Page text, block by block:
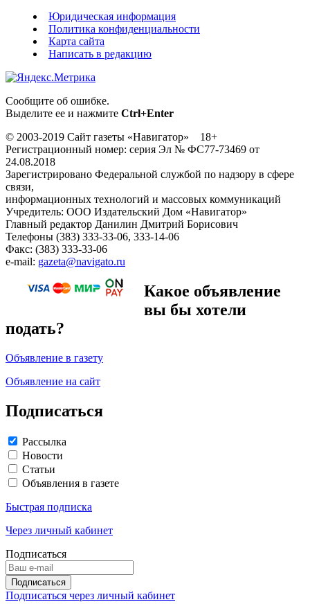
Юридическая информация
Политика конфиденциальности
Карта сайта
Написать в редакцию
Сообщите об ошибке.
Выделите ее и нажмите Ctrl+Enter
© 2003-2019 Сайт газеты «Навигатор» 18+
Регистрационный номер: серия Эл № ФС77-73469 от
24.08.2018
Зарегистрировано Федеральной службой по надзору в сфере
связи,
информационных технологий и массовых коммуникаций
Учредитель: ООО Издательский Дом «Навигатор»
Главный редактор Данилин Дмитрий Борисович
Телефоны (383) 333-33-06, 333-14-06
Факс: (383) 333-33-06
e-mail: gazeta@navigato.ru
Какое объявление
вы бы хотели
подать?
Объявление в газету
Объявление на сайт
Подписаться
Рассылка
Новости
Статьи
Объявления в газете
Быстрая подписка
Через личный кабинет
Подписаться
Подписаться через личный кабинет